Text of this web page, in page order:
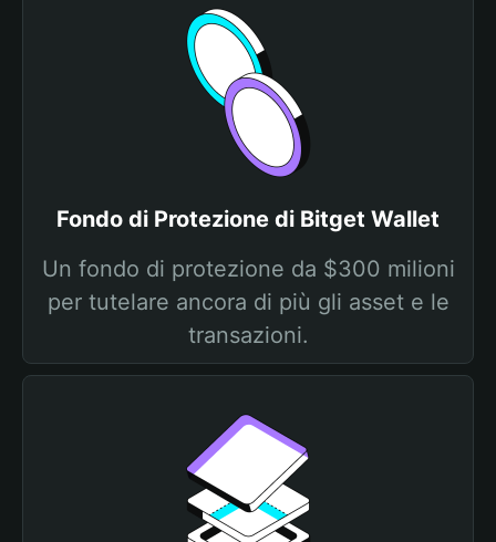
Fondo di Protezione di Bitget Wallet
Un fondo di protezione da $300 milioni
per tutelare ancora di più gli asset e le
transazioni.